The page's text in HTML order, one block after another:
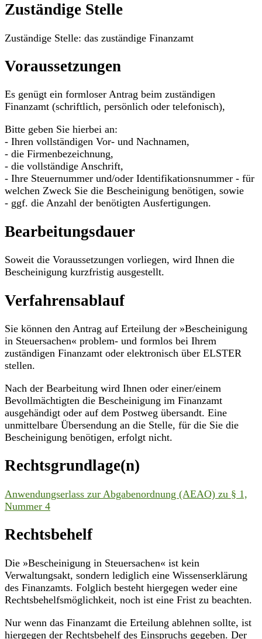
Zuständige Stelle
Zuständige Stelle: das zuständige Finanzamt
Voraussetzungen
Es genügt ein formloser Antrag beim zuständigen
Finanzamt (schriftlich, persönlich oder telefonisch),
Bitte geben Sie hierbei an:
- Ihren vollständigen Vor- und Nachnamen,
- die Firmenbezeichnung,
- die vollständige Anschrift,
- Ihre Steuernummer und/oder Identifikationsnummer - für
welchen Zweck Sie die Bescheinigung benötigen, sowie
- ggf. die Anzahl der benötigten Ausfertigungen.
Bearbeitungsdauer
Soweit die Voraussetzungen vorliegen, wird Ihnen die
Bescheinigung kurzfristig ausgestellt.
Verfahrensablauf
Sie können den Antrag auf Erteilung der »Bescheinigung
in Steuersachen« problem- und formlos bei Ihrem
zuständigen Finanzamt oder elektronisch über ELSTER
stellen.
Nach der Bearbeitung wird Ihnen oder einer/einem
Bevollmächtigten die Bescheinigung im Finanzamt
ausgehändigt oder auf dem Postweg übersandt. Eine
unmittelbare Übersendung an die Stelle, für die Sie die
Bescheinigung benötigen, erfolgt nicht.
Rechtsgrundlage(n)
Anwendungserlass zur Abgabenordnung (AEAO) zu § 1,
Nummer 4
Rechtsbehelf
Die »Bescheinigung in Steuersachen« ist kein
Verwaltungsakt, sondern lediglich eine Wissenserklärung
des Finanzamts. Folglich besteht hiergegen weder eine
Rechtsbehelfsmöglichkeit, noch ist eine Frist zu beachten.
Nur wenn das Finanzamt die Erteilung ablehnen sollte, ist
hiergegen der Rechtsbehelf des Einspruchs gegeben. Der